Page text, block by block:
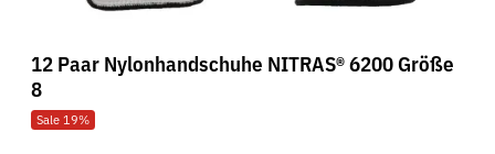
12 Paar Nylonhandschuhe NITRAS® 6200 Größe
8
Sale 19%